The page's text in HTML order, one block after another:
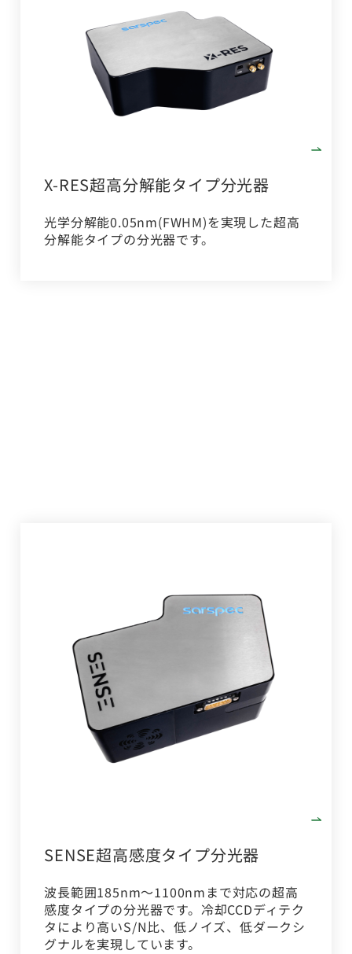
X-RES超高分解能タイプ分光器
光学分解能0.05nm(FWHM)を実現した超高
分解能タイプの分光器です。
SENSE超高感度タイプ分光器
波長範囲185nm～1100nmまで対応の超高
感度タイプの分光器です。冷却CCDディテク
タにより高いS/N比、低ノイズ、低ダークシ
グナルを実現しています。